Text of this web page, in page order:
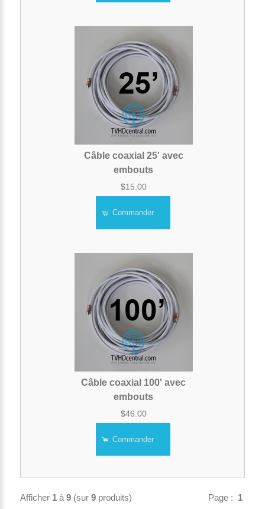
Câble coaxial 25' avec
embouts
$15.00
Commander
Câble coaxial 100' avec
embouts
$46.00
Commander
Page : 1
Afficher 1à 9(sur 9produits)